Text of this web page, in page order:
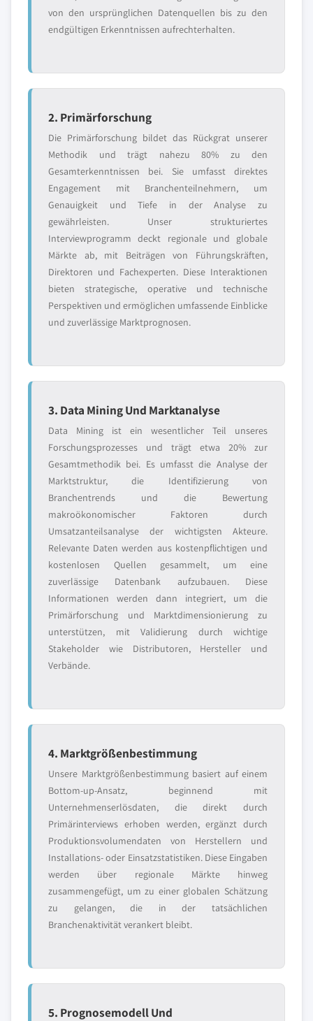
von den ursprünglichen Datenquellen bis zu den
endgültigen Erkenntnissen aufrechterhalten.
2. Primärforschung
Die Primärforschung bildet das Rückgrat unserer
Methodik und trägt nahezu 80% zu den
Gesamterkenntnissen bei. Sie umfasst direktes
Engagement mit Branchenteilnehmern, um
Genauigkeit und Tiefe in der Analyse zu
gewährleisten. Unser strukturiertes
Interviewprogramm deckt regionale und globale
Märkte ab, mit Beiträgen von Führungskräften,
Direktoren und Fachexperten. Diese Interaktionen
bieten strategische, operative und technische
Perspektiven und ermöglichen umfassende Einblicke
und zuverlässige Marktprognosen.
3. Data Mining Und Marktanalyse
Data Mining ist ein wesentlicher Teil unseres
Forschungsprozesses und trägt etwa 20% zur
Gesamtmethodik bei. Es umfasst die Analyse der
Marktstruktur, die Identifizierung von
Branchentrends und die Bewertung
makroökonomischer Faktoren durch
Umsatzanteilsanalyse der wichtigsten Akteure.
Relevante Daten werden aus kostenpflichtigen und
kostenlosen Quellen gesammelt, um eine
zuverlässige Datenbank aufzubauen. Diese
Informationen werden dann integriert, um die
Primärforschung und Marktdimensionierung zu
unterstützen, mit Validierung durch wichtige
Stakeholder wie Distributoren, Hersteller und
Verbände.
4. Marktgrößenbestimmung
Unsere Marktgrößenbestimmung basiert auf einem
Bottom-up-Ansatz, beginnend mit
Unternehmenserlösdaten, die direkt durch
Primärinterviews erhoben werden, ergänzt durch
Produktionsvolumendaten von Herstellern und
Installations- oder Einsatzstatistiken. Diese Eingaben
werden über regionale Märkte hinweg
zusammengefügt, um zu einer globalen Schätzung
zu gelangen, die in der tatsächlichen
Branchenaktivität verankert bleibt.
5. Prognosemodell Und